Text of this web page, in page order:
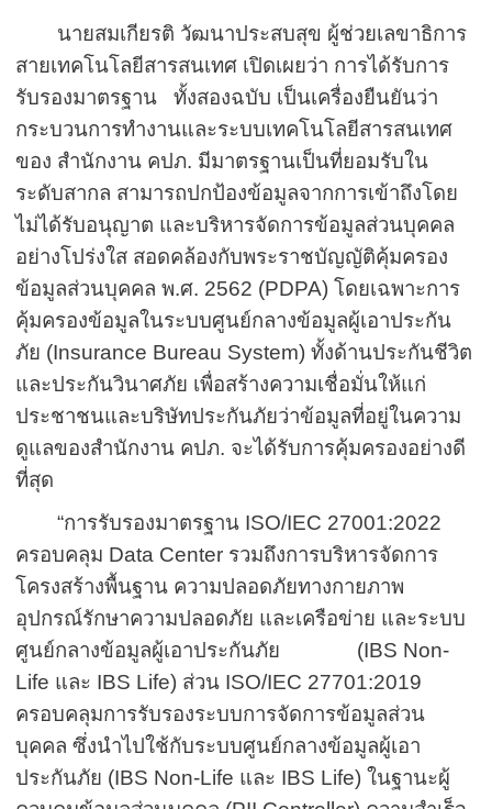
นายสมเกียรติ วัฒนาประสบสุข ผู้ช่วยเลขาธิการ
สายเทคโนโลยีสารสนเทศ เปิดเผยว่า การได้รับการ
รับรองมาตรฐาน ทั้งสองฉบับ เป็นเครื่องยืนยันว่า
กระบวนการทำงานและระบบเทคโนโลยีสารสนเทศ
ของ สำนักงาน คปภ. มีมาตรฐานเป็นที่ยอมรับใน
ระดับสากล สามารถปกป้องข้อมูลจากการเข้าถึงโดย
ไม่ได้รับอนุญาต และบริหารจัดการข้อมูลส่วนบุคคล
อย่างโปร่งใส สอดคล้องกับพระราชบัญญัติคุ้มครอง
ข้อมูลส่วนบุคคล พ.ศ. 2562 (PDPA)โดยเฉพาะการ
คุ้มครองข้อมูลในระบบศูนย์กลางข้อมูลผู้เอาประกัน
ภัย (Insurance Bureau System)ทั้งด้านประกันชีวิต
และประกันวินาศภัย เพื่อสร้างความเชื่อมั่นให้แก่
ประชาชนและบริษัทประกันภัยว่าข้อมูลที่อยู่ในความ
ดูแลของสำนักงาน คปภ. จะได้รับการคุ้มครองอย่างดี
ที่สุด
“การรับรองมาตรฐาน ISO/IEC 27001:2022
ครอบคลุม Data Center รวมถึงการบริหารจัดการ
โครงสร้างพื้นฐาน ความปลอดภัยทางกายภาพ
อุปกรณ์รักษาความปลอดภัย และเครือข่าย และระบบ
ศูนย์กลางข้อมูลผู้เอาประกันภัย (IBS Non-
Life และ IBS Life) ส่วน ISO/IEC 27701:2019
ครอบคลุมการรับรองระบบการจัดการข้อมูลส่วน
บุคคล ซึ่งนำไปใช้กับระบบศูนย์กลางข้อมูลผู้เอา
ประกันภัย (IBS Non-Life และ IBS Life)ในฐานะผู้